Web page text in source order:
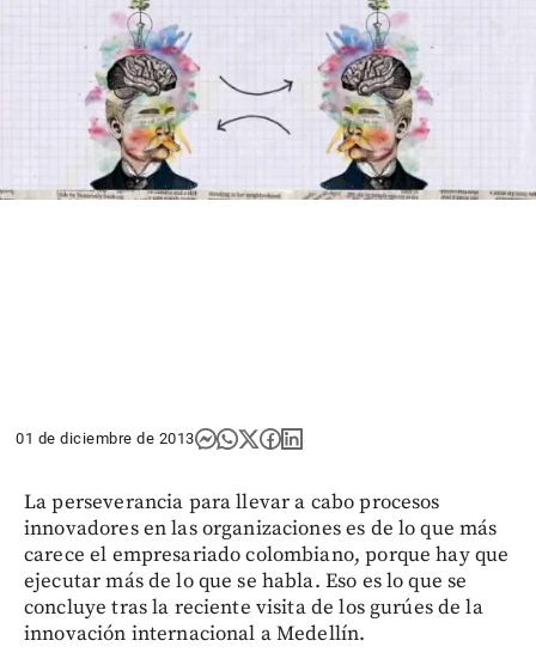
01 de diciembre de 2013
La perseverancia para llevar a cabo procesos
innovadores en las organizaciones es de lo que más
carece el empresariado colombiano, porque hay que
ejecutar más de lo que se habla. Eso es lo que se
concluye tras la reciente visita de los gurúes de la
innovación internacional a Medellín.